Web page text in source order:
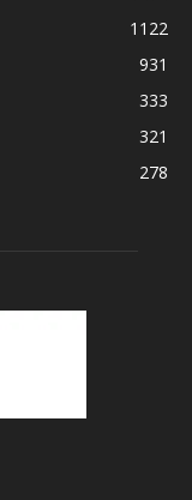
1122
931
333
321
278